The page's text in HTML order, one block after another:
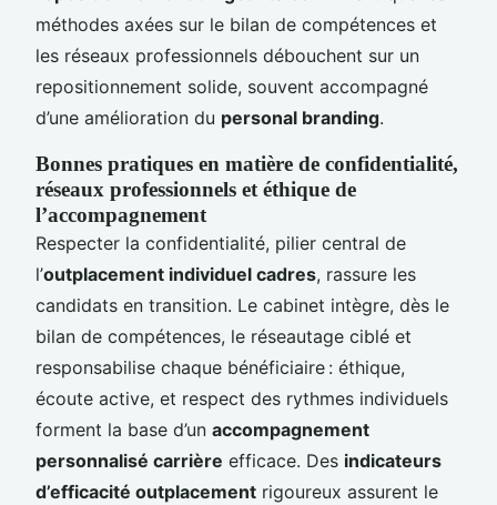
méthodes axées sur le bilan de compétences et
les réseaux professionnels débouchent sur un
repositionnement solide, souvent accompagné
d’une amélioration du personal branding.
Bonnes pratiques en matière de confidentialité,
réseaux professionnels et éthique de
l’accompagnement
Respecter la confidentialité, pilier central de
l’outplacement individuel cadres, rassure les
candidats en transition. Le cabinet intègre, dès le
bilan de compétences, le réseautage ciblé et
responsabilise chaque bénéficiaire : éthique,
écoute active, et respect des rythmes individuels
forment la base d’un accompagnement
personnalisé carrière efficace. Des indicateurs
d’efficacité outplacement rigoureux assurent le